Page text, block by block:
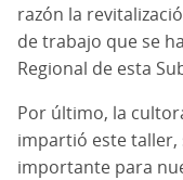
razón la
de trabajo que se
Regional de esta
Por último, la
impartió este taller,
importante para